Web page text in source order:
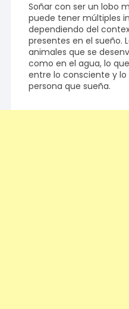
Soñar con ser un lobo
puede tener múltiples
dependiendo del
presentes en el sueño.
animales que se
como en el agua, lo
entre lo consciente y
persona que sueña.